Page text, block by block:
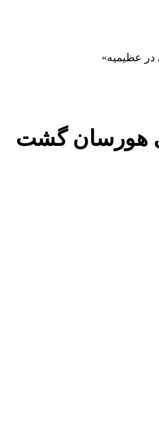
در عظیمیه»
هورسان گشت